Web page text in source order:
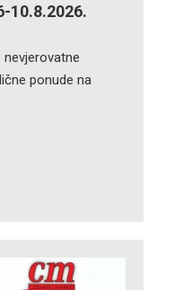
10.8.2026.
ponude na